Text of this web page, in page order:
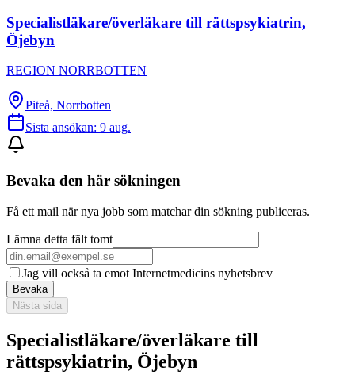
Specialistläkare/överläkare till rättspsykiatrin,
Öjebyn
REGION NORRBOTTEN
Piteå, Norrbotten
Sista ansökan: 9 aug.
Bevaka den här sökningen
Få ett mail när nya jobb som matchar din sökning publiceras.
Lämna detta fält tomt
Jag vill också ta emot Internetmedicins nyhetsbrev
Bevaka
Nästa sida
Specialistläkare/överläkare till
rättspsykiatrin, Öjebyn